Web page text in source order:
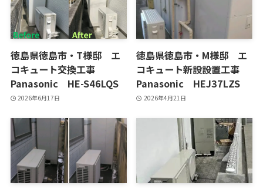
徳島県徳島市・T様邸 エ
コキュート交換工事
Panasonic HE-S46LQS
2026年6月17日
徳島県徳島市・M様邸 エ
コキュート新設設置工事
Panasonic HEJ37LZS
2026年4月21日